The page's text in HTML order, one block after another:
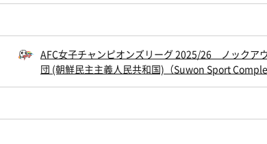
AFC女子チャンピオンズリーグ 2025/26 ノックア
団 (朝鮮民主主義人民共和国)（Suwon Sport